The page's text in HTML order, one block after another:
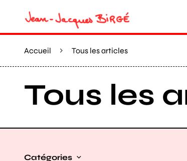
Accueil Tous les articles
Tous les
Catégories